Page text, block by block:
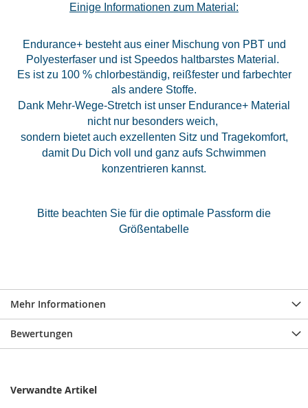
Einige Informationen zum Material:
Endurance+ besteht aus einer Mischung von PBT und
Polyesterfaser und ist Speedos haltbarstes Material.
Es ist zu 100 % chlorbeständig, reißfester und farbechter
als andere Stoffe.
Dank Mehr-Wege-Stretch ist unser Endurance+ Material
nicht nur besonders weich,
sondern bietet auch exzellenten Sitz und Tragekomfort,
damit Du Dich voll und ganz aufs Schwimmen
konzentrieren kannst.
Bitte beachten Sie für die optimale Passform die
Größentabelle
Mehr Informationen
Bewertungen
Verwandte Artikel